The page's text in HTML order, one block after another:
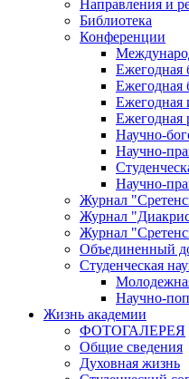
Направления и
Библиотека
Конференции
Ежегодная
Ежегодная
Ежегодная
Ежегодная
Научно-
Научно-
Научно-
Журнал
Журнал
Журнал
Объединенный
Студенческая
Научно-
Жизнь академии
ФОТОГАЛЕРЕЯ
Общие сведения
Духовная жизнь